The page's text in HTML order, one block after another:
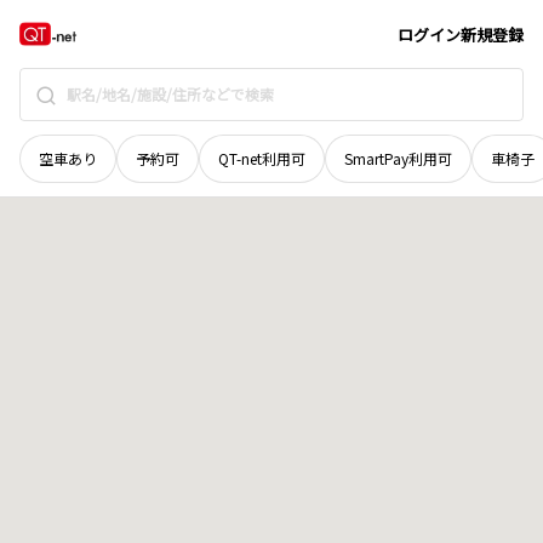
ログイン新規登録
空車あり 予約可 QT-net利用可 SmartPay利用可 車椅子
青森県